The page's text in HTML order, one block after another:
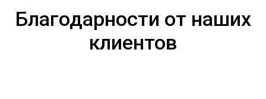
Благодарности от наших
клиентов